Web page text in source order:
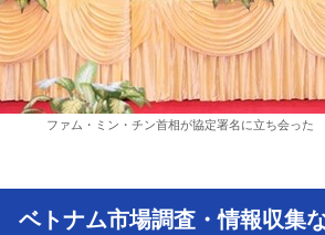
ファム・ミン・チン首相が協定署名に立ち会った
ベトナム市場調査・情報収集